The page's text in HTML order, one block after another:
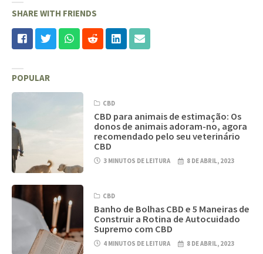
SHARE WITH FRIENDS
POPULAR
CBD
CBD para animais de estimação: Os
donos de animais adoram-no, agora
recomendado pelo seu veterinário
CBD
3 MINUTOS DE LEITURA 8 DE ABRIL, 2023
CBD
Banho de Bolhas CBD e 5 Maneiras de
Construir a Rotina de Autocuidado
Supremo com CBD
4 MINUTOS DE LEITURA 8 DE ABRIL, 2023